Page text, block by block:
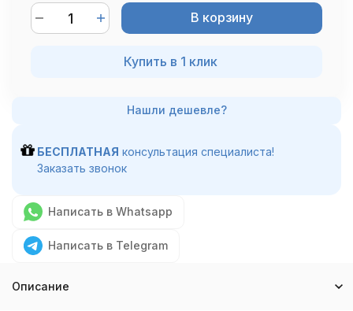
В корзину
Купить в 1 клик
БЕСПЛАТНАЯ консультация специалиста!
Заказать звонок
Написать в Whatsapp
Написать в Telegram
Описание